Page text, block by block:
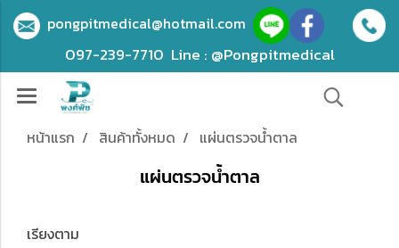
pongpitmedical@hotmail.com
097-239-7710 Line : @Pongpitmedical
หน้าแรก สินค้าทั้งหมด แผ่นตรวจน้ำตาล
แผ่นตรวจน้ำตาล
เรียงตาม